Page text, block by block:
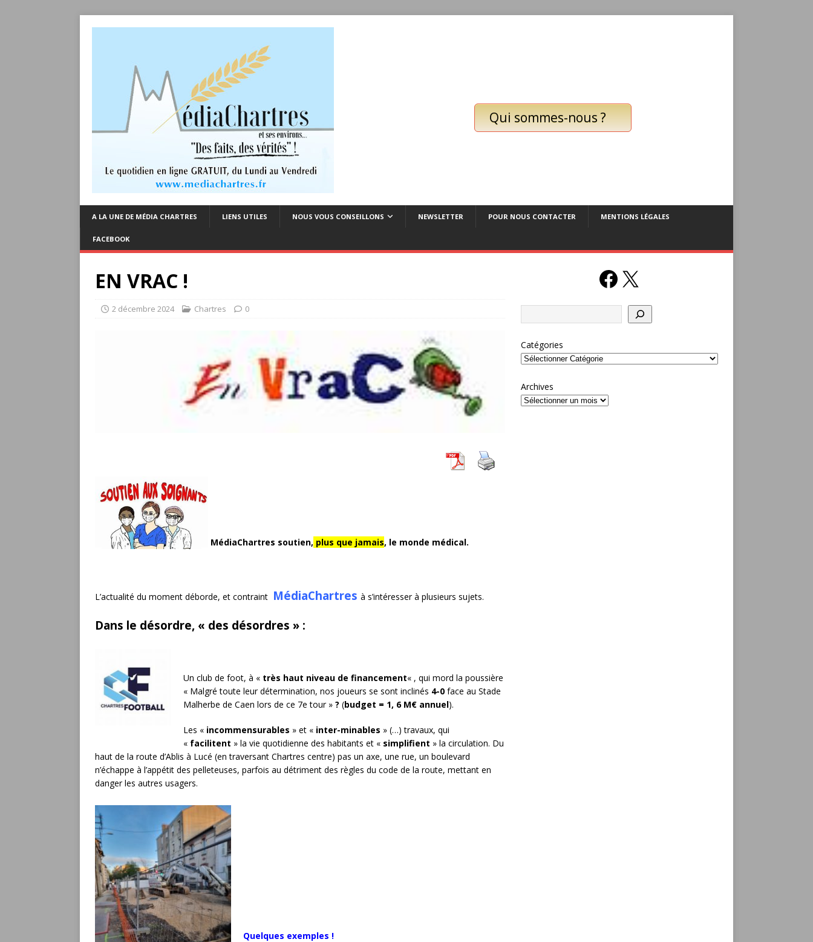
Qui sommes-nous ?
A LA UNE DE MÉDIA CHARTRES LIENS UTILES NOUS VOUS CONSEILLONS NEWSLETTER POUR NOUS CONTACTER MENTIONS LÉGALES
FACEBOOK
EN VRAC !
2 décembre 2024 Chartres 0
MédiaChartres soutien, plus que jamais, le monde médical.
L’actualité du moment déborde, et contraint MédiaChartres à s’intéresser à plusieurs sujets.
Dans le désordre, « des désordres » :
Un club de foot, à « très haut niveau de financement« , qui mord la poussière
« Malgré toute leur détermination, nos joueurs se sont inclinés 4-0 face au Stade
Malherbe de Caen lors de ce 7e tour » ? (budget = 1, 6 M€ annuel).
Les « incommensurables » et « inter-minables » (…) travaux, qui
« facilitent » la vie quotidienne des habitants et « simplifient » la circulation. Du
haut de la route d’Ablis à Lucé (en traversant Chartres centre) pas un axe, une rue, un boulevard
n’échappe à l’appétit des pelleteuses, parfois au détriment des règles du code de la route, mettant en
danger les autres usagers.
Quelques exemples !
Catégories
Archives